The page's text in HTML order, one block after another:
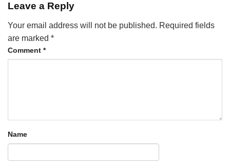
Leave a Reply
Your email address will not be published. Required fields
are marked *
Comment *
Name